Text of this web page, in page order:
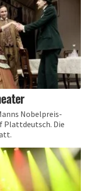
Nobelpreis-
Plattdeutsch. Die